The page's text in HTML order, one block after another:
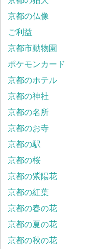
京都の仏像
ご利益
京都市動物園
ポケモンカード
京都のホテル
京都の神社
京都の名所
京都のお寺
京都の駅
京都の桜
京都の紫陽花
京都の紅葉
京都の春の花
京都の夏の花
京都の秋の花